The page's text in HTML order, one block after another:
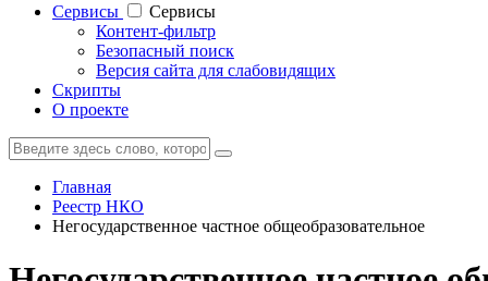
Cервисы
Cервисы
Контент-фильтр
Безопасный поиск
Версия сайта для слабовидящих
Скрипты
О проекте
Главная
Реестр НКО
Негосударственное частное общеобразовательное